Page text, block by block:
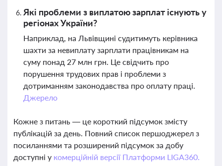
Які проблеми з виплатою зарплат існують у
регіонах України?
Наприклад, на Львівщині судитимуть керівника
шахти за невиплату зарплати працівникам на
суму понад 27 млн грн. Це свідчить про
порушення трудових прав і проблеми з
дотриманням законодавства про оплату праці.
Джерело
Кожне з питань — це короткий підсумок змісту
публікацій за день. Повний список першоджерел з
посиланнями та розширений підсумок за добу
доступні у комерційній версії Платформи LIGA360.